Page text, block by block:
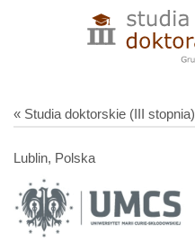
« Studia doktorskie (III stopnia)
Lublin, Polska